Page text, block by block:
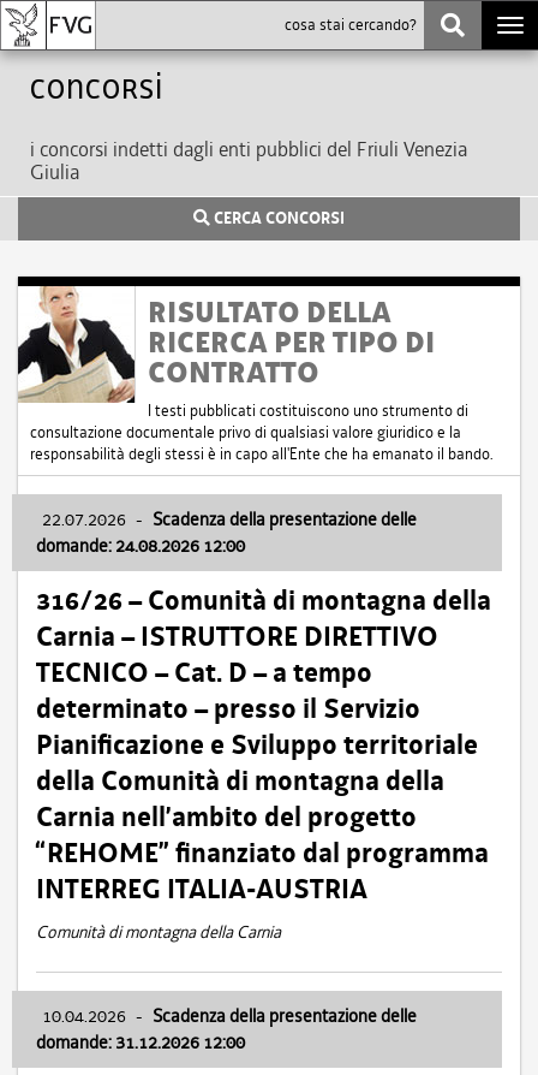
Concorsi
i concorsi indetti dagli enti pubblici del Friuli Venezia
Giulia
CERCA CONCORSI
RISULTATO DELLA
RICERCA PER TIPO DI
CONTRATTO
I testi pubblicati costituiscono uno strumento di
consultazione documentale privo di qualsiasi valore giuridico e la
responsabilità degli stessi è in capo all'Ente che ha emanato il bando.
22.07.2026 - Scadenza della presentazione delle
domande: 24.08.2026 12:00
316/26 – Comunità di montagna della
Carnia – ISTRUTTORE DIRETTIVO
TECNICO – Cat. D – a tempo
determinato – presso il Servizio
Pianificazione e Sviluppo territoriale
della Comunità di montagna della
Carnia nell’ambito del progetto
“REHOME” finanziato dal programma
INTERREG ITALIA-AUSTRIA
Comunità di montagna della Carnia
10.04.2026 - Scadenza della presentazione delle
domande: 31.12.2026 12:00